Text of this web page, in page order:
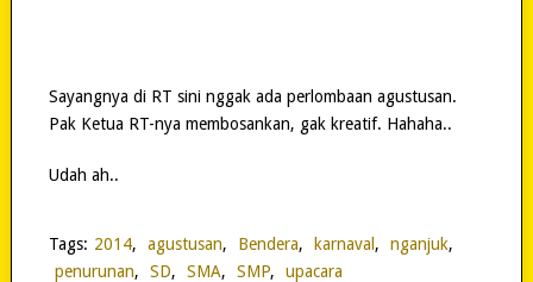
Sayangnya di RT sini nggak ada perlombaan agustusan.
Pak Ketua RT-nya membosankan, gak kreatif. Hahaha..
Udah ah..
Tags: 2014, agustusan, Bendera, karnaval , nganjuk,
penurunan, SD, SMA, SMP, upacara